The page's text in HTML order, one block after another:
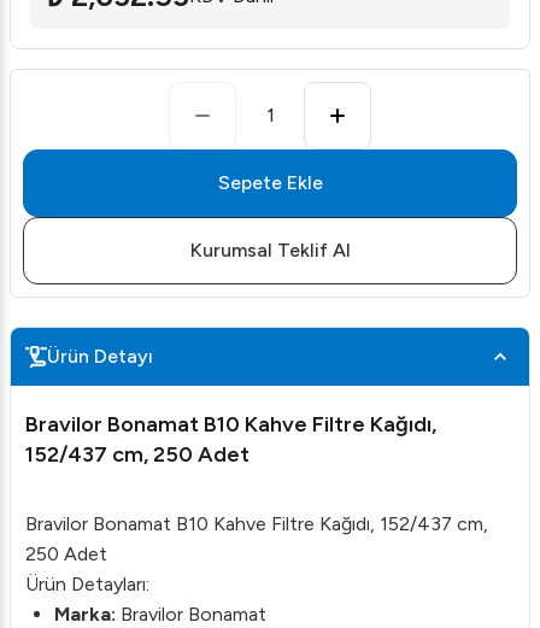
1
Sepete Ekle
Kurumsal Teklif Al
Ürün Detayı
Bravilor Bonamat B10 Kahve Filtre Kağıdı,
152/437 cm, 250 Adet
Bravilor Bonamat B10 Kahve Filtre Kağıdı, 152/437 cm,
250 Adet
Ürün Detayları:
Marka: Bravilor Bonamat